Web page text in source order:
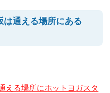
は通える場所にある
える場所にホットヨガスタ